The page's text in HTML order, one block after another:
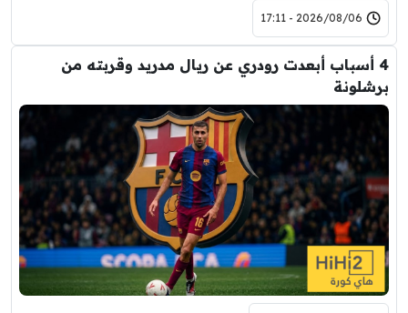
2026/08/06 - 17:11
4 أسباب أبعدت رودري عن ريال مدريد وقربته من
برشلونة